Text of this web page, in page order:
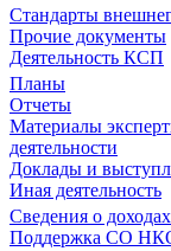
Стандарты
Прочие документы
Деятельность КСП
Планы
Отчеты
Материалы
деятельности
Доклады и
Иная деятельность
Сведения о
Поддержка СО